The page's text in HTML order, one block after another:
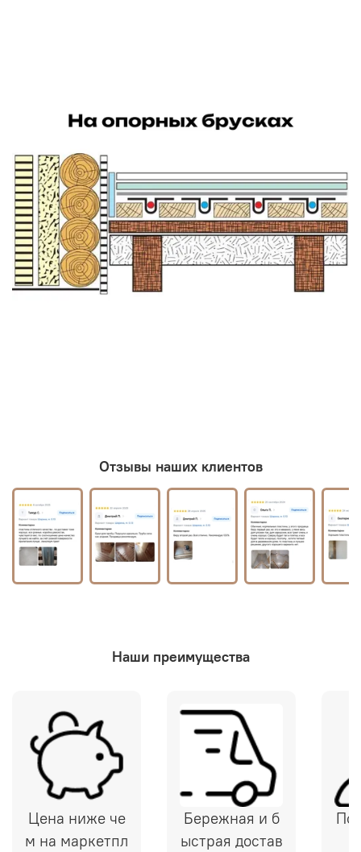
Отзывы наших клиентов
Наши преимущества
Цена ниже че
м на маркетпл
Бережная и б
ыстрая достав